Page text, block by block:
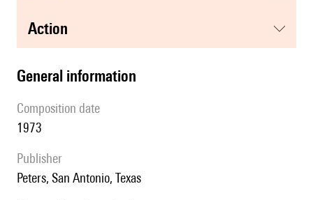
action
general information
composition date
1973
publisher
Peters, San Antonio, Texas